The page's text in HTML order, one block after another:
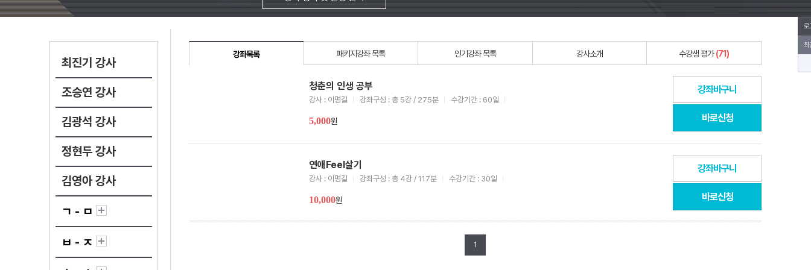
최진기 강사
조승연 강사
김광석 강사
정현두 강사
김영아 강사
ㄱ - ㅁ
ㅂ - ㅈ
강좌목록 패키지강좌 목록 인기강좌 목록 강사소개 수강생 평가(71)
청춘의 인생 공부
강사 : 이명길 강좌구성 : 총 5강 / 275분 수강기간 : 60일
5,000원
강좌바구니
바로신청
연애Feel살기
강사 : 이명길 강좌구성 : 총 4강 / 117분 수강기간 : 30일
10,000원
강좌바구니
바로신청
1
로
최